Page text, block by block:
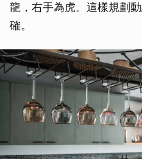
龍，右手為虎。這樣規劃
確。